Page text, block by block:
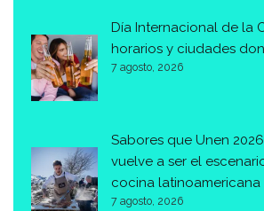
Día Internacional de la
horarios y ciudades
7 agosto, 2026
Sabores que Unen
vuelve a ser el
cocina latinoamericana
7 agosto, 2026